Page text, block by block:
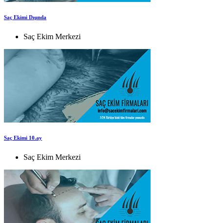
Saç Ekimi Dışında
Saç Ekim Merkezi
Saç Ekimi 10.ay
Saç Ekim Merkezi